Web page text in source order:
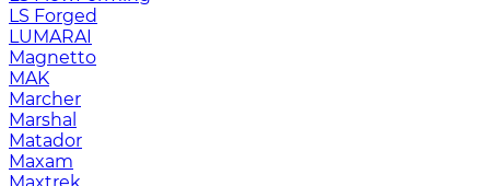
LS Forged
LUMARAI
Magnetto
MAK
Marcher
Marshal
Matador
Maxam